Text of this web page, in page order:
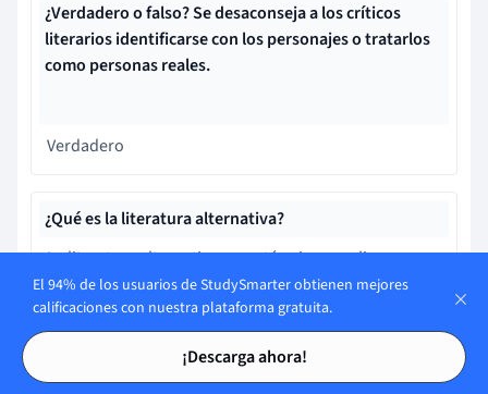
Tarjetas de estudio
Tarjetas de estudio
¿Verdadero o falso? Se desaconseja a los críticos
literarios identificarse con los personajes o tratarlos
como personas reales.
Verdadero
¿Qué es la literatura alternativa?
La literatura alternativa es un término amplio para
referirse a la obra literaria que desafía las normas
tradicionales, se niega a adherirse a un género o
formato predefinido y experimenta con el lenguaje y
la estructura para narrar historias innovadoras y que
invitan a la reflexión.
El 94% de los usuarios de StudySmarter obtienen mejores
calificaciones con nuestra plataforma gratuita.
¡Descarga ahora!